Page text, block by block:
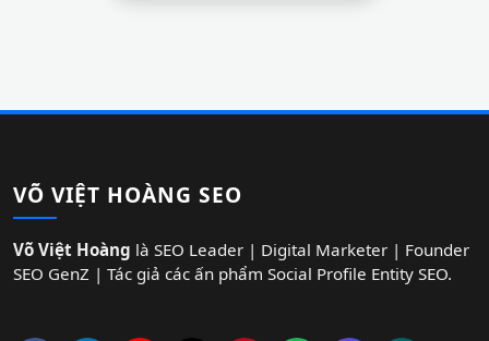
VÕ VIỆT HOÀNG SEO
Võ Việt Hoàng là SEO Leader | Digital Marketer | Founder
SEO GenZ | Tác giả các ấn phẩm Social Profile Entity SEO.